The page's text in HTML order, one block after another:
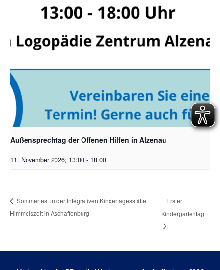
Außensprechtag der Offenen Hilfen in Alzenau
11. November 2026; 13:00 - 18:00
Sommerfest in der Integrativen Kindertagesstätte
Himmelszelt in Aschaffenburg
Erster
Kindergartentag